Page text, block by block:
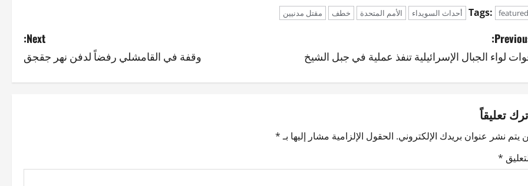
Tags: featured أحداث السويداء الأمم المتحدة خطف مقتل مدنيين
لواء الجبال الإسرائيلية تنفذ عملية في جبل الشيخ
Next:
وقفة في القامشلي رفضاً لدفن نهر جقجق
تعليقاً
يتم نشر عنوان بريدك الإلكتروني. الحقول الإلزامية مشار إليها بـ*
*